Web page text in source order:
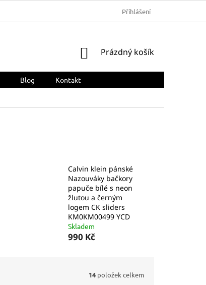
REKLAMACE A VRÁCENÍ ZBOŽÍ
Přihlášení
NÁKUPNÍ
Prázdný košík
Blog
Kontakt
Calvin klein pánské
Nazouváky bačkory
papuče bílé s neon
žlutou a černým
logem CK sliders
KM0KM00499 YCD
Skladem
990 Kč
14 položek celkem